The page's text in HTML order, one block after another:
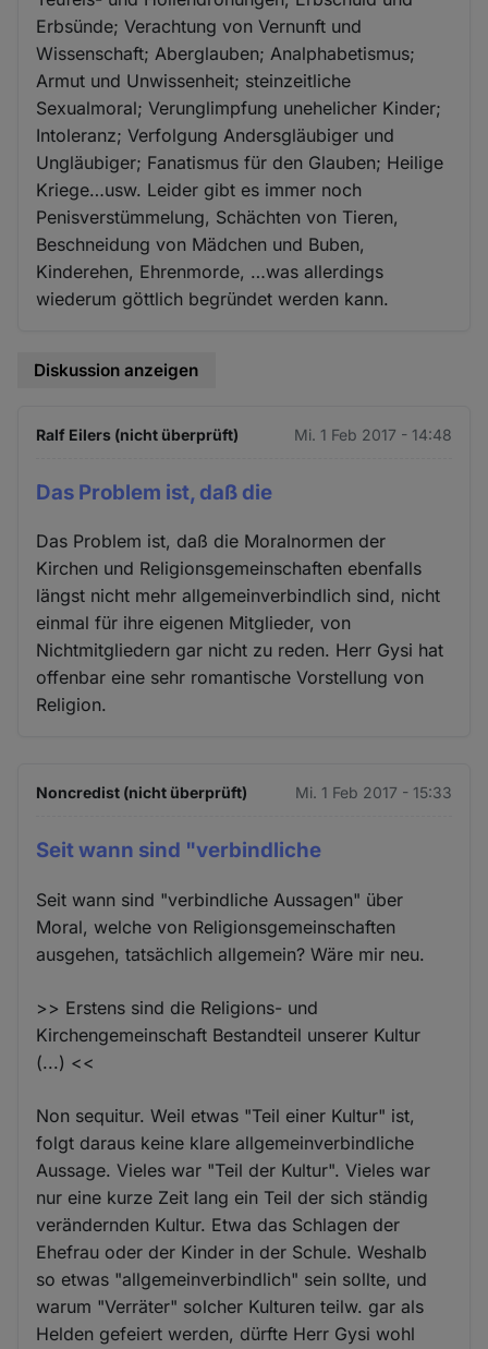
Erbsünde; Verachtung von Vernunft und
Wissenschaft; Aberglauben; Analphabetismus;
Armut und Unwissenheit; steinzeitliche
Sexualmoral; Verunglimpfung unehelicher Kinder;
Intoleranz; Verfolgung Andersgläubiger und
Ungläubiger; Fanatismus für den Glauben; Heilige
Kriege…usw. Leider gibt es immer noch
Penisverstümmelung, Schächten von Tieren,
Beschneidung von Mädchen und Buben,
Kinderehen, Ehrenmorde, …was allerdings
wiederum göttlich begründet werden kann.
Diskussion anzeigen
Ralf Eilers (nicht überprüft) Mi. 1 Feb 2017 - 14:48
Das Problem ist, daß die
Das Problem ist, daß die Moralnormen der
Kirchen und Religionsgemeinschaften ebenfalls
längst nicht mehr allgemeinverbindlich sind, nicht
einmal für ihre eigenen Mitglieder, von
Nichtmitgliedern gar nicht zu reden. Herr Gysi hat
offenbar eine sehr romantische Vorstellung von
Religion.
Noncredist (nicht überprüft) Mi. 1 Feb 2017 - 15:33
Seit wann sind "verbindliche
Seit wann sind "verbindliche Aussagen" über
Moral, welche von Religionsgemeinschaften
ausgehen, tatsächlich allgemein? Wäre mir neu.
>> Erstens sind die Religions- und
Kirchengemeinschaft Bestandteil unserer Kultur
(...) <<
Non sequitur. Weil etwas "Teil einer Kultur" ist,
folgt daraus keine klare allgemeinverbindliche
Aussage. Vieles war "Teil der Kultur". Vieles war
nur eine kurze Zeit lang ein Teil der sich ständig
verändernden Kultur. Etwa das Schlagen der
Ehefrau oder der Kinder in der Schule. Weshalb
so etwas "allgemeinverbindlich" sein sollte, und
warum "Verräter" solcher Kulturen teilw. gar als
Helden gefeiert werden, dürfte Herr Gysi wohl